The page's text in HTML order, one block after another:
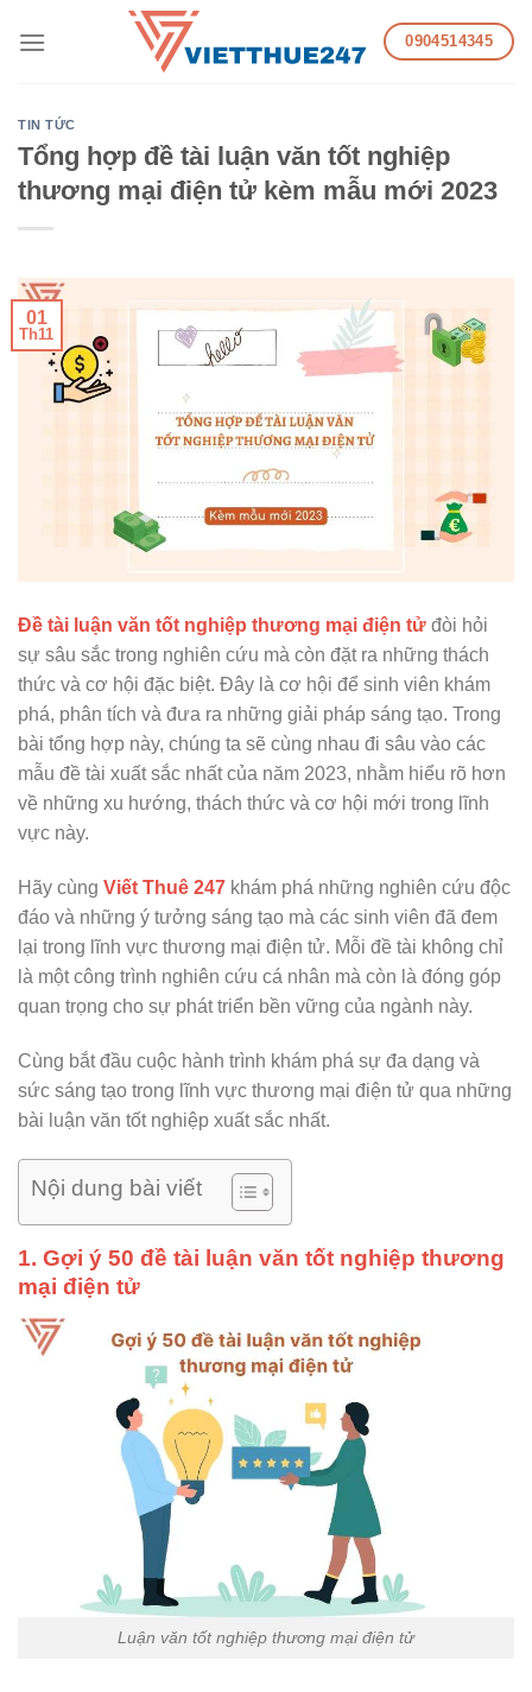
0904514345
TIN TỨC
Tổng hợp đề tài luận văn tốt nghiệp
thương mại điện tử kèm mẫu mới 2023
01
Th11
Đề tài luận văn tốt nghiệp thương mại điện tử đòi hỏi
sự sâu sắc trong nghiên cứu mà còn đặt ra những thách
thức và cơ hội đặc biệt. Đây là cơ hội để sinh viên khám
phá, phân tích và đưa ra những giải pháp sáng tạo. Trong
bài tổng hợp này, chúng ta sẽ cùng nhau đi sâu vào các
mẫu đề tài xuất sắc nhất của năm 2023, nhằm hiểu rõ hơn
về những xu hướng, thách thức và cơ hội mới trong lĩnh
vực này.
Hãy cùng Viết Thuê 247 khám phá những nghiên cứu độc
đáo và những ý tưởng sáng tạo mà các sinh viên đã đem
lại trong lĩnh vực thương mại điện tử. Mỗi đề tài không chỉ
là một công trình nghiên cứu cá nhân mà còn là đóng góp
quan trọng cho sự phát triển bền vững của ngành này.
Cùng bắt đầu cuộc hành trình khám phá sự đa dạng và
sức sáng tạo trong lĩnh vực thương mại điện tử qua những
bài luận văn tốt nghiệp xuất sắc nhất.
Nội dung bài viết
1. Gợi ý 50 đề tài luận văn tốt nghiệp thương
mại điện tử
Luận văn tốt nghiệp thương mại điện tử